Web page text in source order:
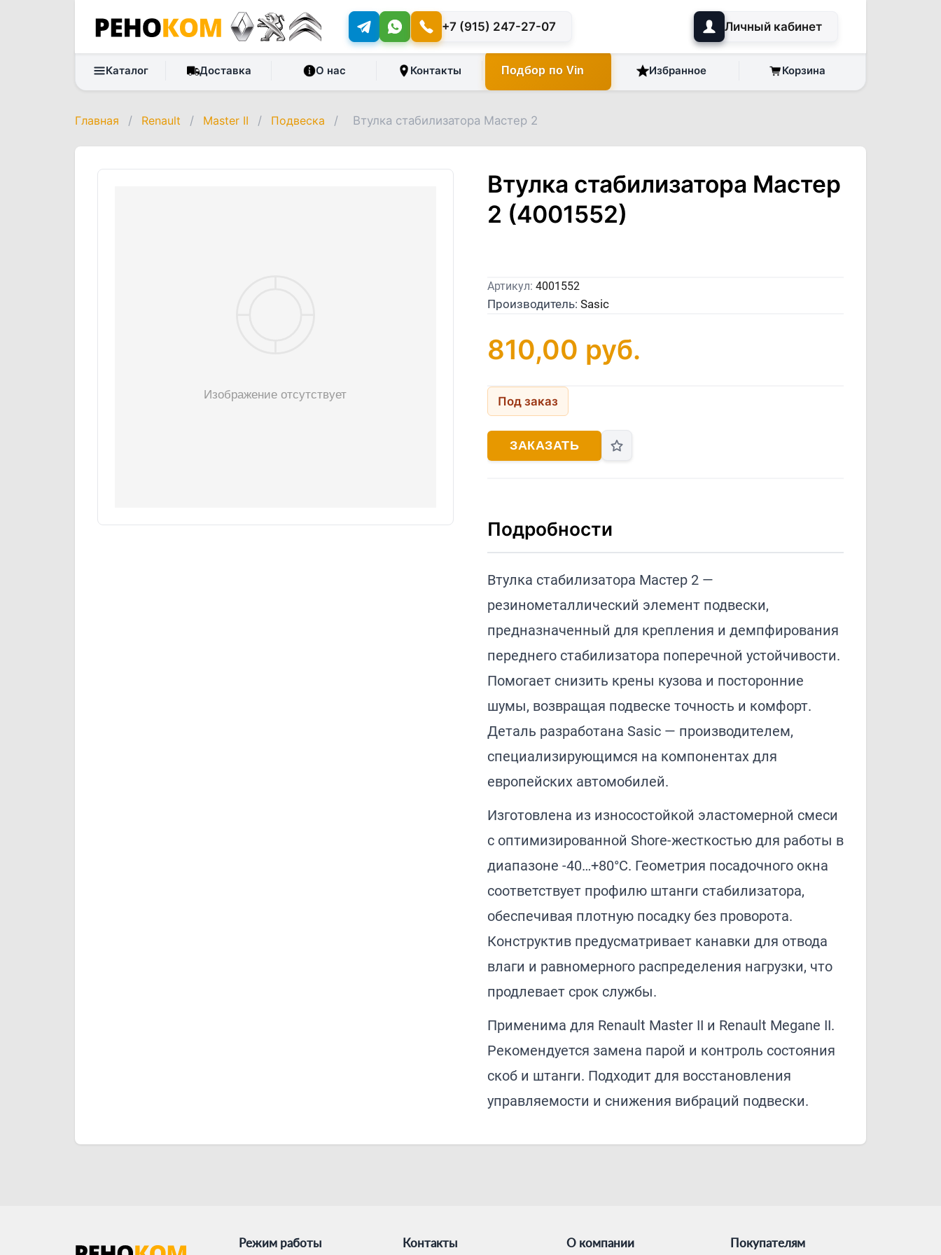
+7 (915) 247-27-07 Личный кабинет
Каталог Доставка О нас Контакты Подбор по Vin Избранное Корзина
Главная / Renault / Master II / Подвеска / Втулка стабилизатора Мастер 2
Втулка стабилизатора Мастер
2 (4001552)
Артикул: 4001552
Производитель: Sasic
810,00 руб.
Под заказ
ЗАКАЗАТЬ
Подробности
Втулка стабилизатора Мастер 2 —
резинометаллический элемент подвески,
предназначенный для крепления и демпфирования
переднего стабилизатора поперечной устойчивости.
Помогает снизить крены кузова и посторонние
шумы, возвращая подвеске точность и комфорт.
Деталь разработана Sasic — производителем,
специализирующимся на компонентах для
европейских автомобилей.
Изготовлена из износостойкой эластомерной смеси
с оптимизированной Shore-жесткостью для работы в
диапазоне -40…+80°C. Геометрия посадочного окна
соответствует профилю штанги стабилизатора,
обеспечивая плотную посадку без проворота.
Конструктив предусматривает канавки для отвода
влаги и равномерного распределения нагрузки, что
продлевает срок службы.
Применима для Renault Master II и Renault Megane II.
Рекомендуется замена парой и контроль состояния
скоб и штанги. Подходит для восстановления
управляемости и снижения вибраций подвески.
Режим работы Контакты О компании Покупателям